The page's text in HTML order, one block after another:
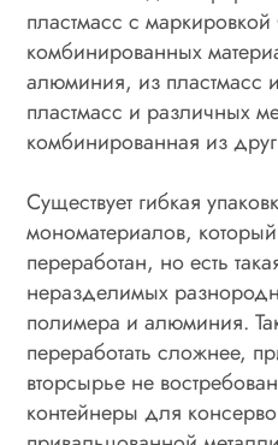
пластмасс с
комбинированных
алюминия, из пластмасс
пластмасс и различных
комбинированная из
Существует гибкая
мономатериалов,
переработан, но есть
неразделимых
полимера и алюминия.
переработать сложнее,
вторсырье не
контейнеры для